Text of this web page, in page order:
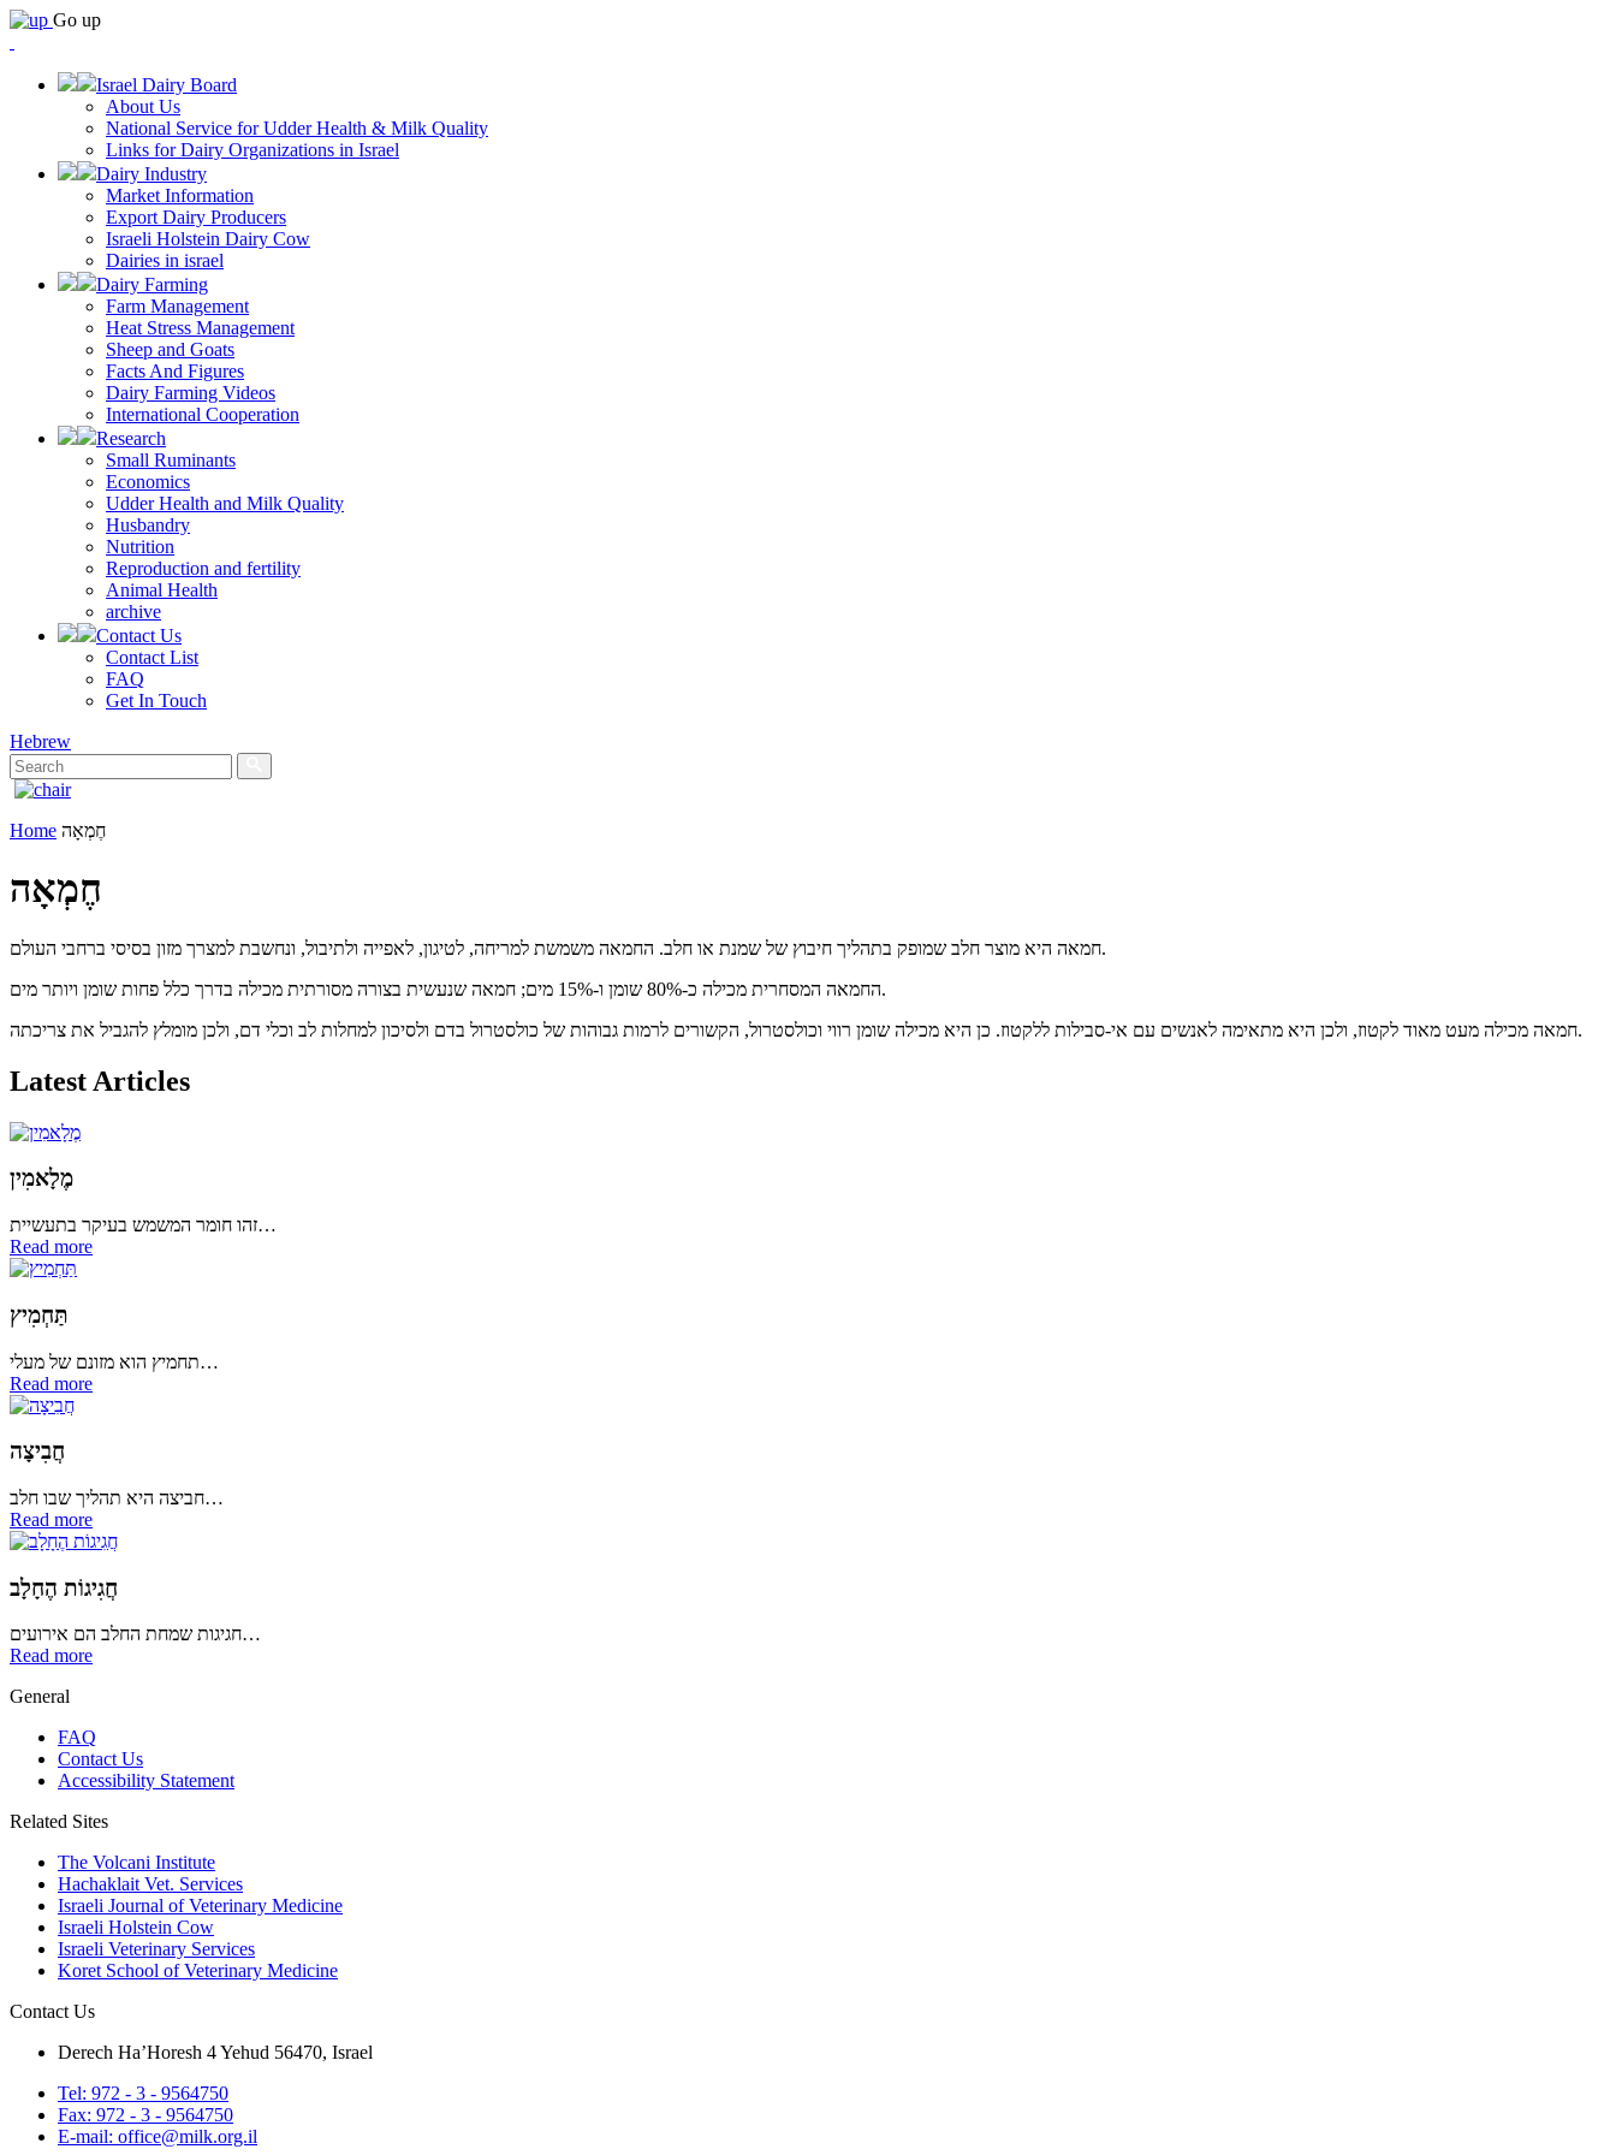
Go up
Israel Dairy Board
About Us
National Service for Udder Health & Milk Quality
Links for Dairy Organizations in Israel
Dairy Industry
Market Information
Export Dairy Producers
Israeli Holstein Dairy Cow
Dairies in israel
Dairy Farming
Farm Management
Heat Stress Management
Sheep and Goats
Facts And Figures
Dairy Farming Videos
International Cooperation
Research
Small Ruminants
Economics
Udder Health and Milk Quality
Husbandry
Nutrition
Reproduction and fertility
Animal Health
archive
Contact Us
Contact List
FAQ
Get In Touch
Hebrew
Home חֶמְאָה
חֶמְאָה
חמאה היא מוצר חלב שמופק בתהליך חיבוץ של שמנת או חלב. החמאה משמשת למריחה, לטיגון, לאפייה ולתיבול, ונחשבת למצרך מזון בסיסי ברחבי העולם.
החמאה המסחרית מכילה כ-80% שומן ו-15% מים; חמאה שנעשית בצורה מסורתית מכילה בדרך כלל פחות שומן ויותר מים.
חמאה מכילה מעט מאוד לקטוז, ולכן היא מתאימה לאנשים עם אי-סבילות ללקטוז. כן היא מכילה שומן רווי וכולסטרול, הקשורים לרמות גבוהות של כולסטרול בדם ולסיכון למחלות לב וכלי דם, ולכן מומלץ להגביל את צריכתה.
Latest Articles
מֶלָאמִין
זהו חומר המשמש בעיקר בתעשיית…
Read more
תַּחְמִיץ
תחמיץ הוא מזונם של מעלי…
Read more
חֲבִיצָה
חביצה היא תהליך שבו חלב…
Read more
חֲגִיגוֹת הֶחָלָב
חגיגות שמחת החלב הם אירועים…
Read more
General
FAQ
Contact Us
Accessibility Statement
Related Sites
The Volcani Institute
Hachaklait Vet. Services
Israeli Journal of Veterinary Medicine
Israeli Holstein Cow
Israeli Veterinary Services
Koret School of Veterinary Medicine
Contact Us
Derech Ha’Horesh 4 Yehud 56470, Israel
Tel: 972 - 3 - 9564750
Fax: 972 - 3 - 9564750
E-mail: office@milk.org.il